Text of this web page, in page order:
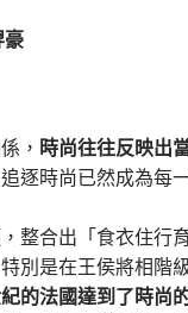
豪
， 時尚往往反映出
逐時尚已然成為
整合出「食衣住行
別是在王侯將相階
的法國達到了時尚